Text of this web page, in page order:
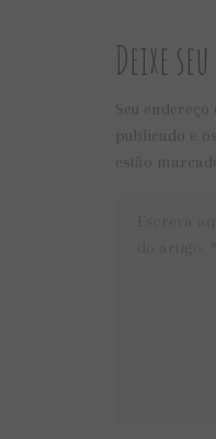
Deixe
Seu
publicado e
estão